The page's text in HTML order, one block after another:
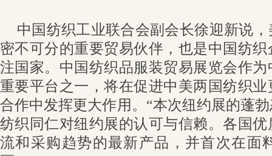
中国纺织工业联合会副会长徐迎新说
密不可分的重要贸易伙伴，也是中国纺
注国家。中国纺织品服装贸易展览会作
重要平台之一，将在促进中美两国纺织
合作中发挥更大作用。“本次纽约展的蓬
纺织同仁对纽约展的认可与信赖。各国
流和采购趋势的最新产品，并首次在面